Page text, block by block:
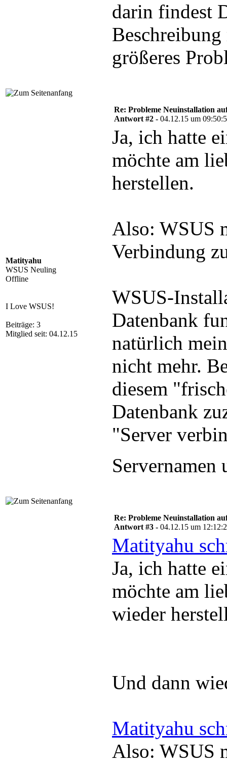
darin findest
größeres
Matityahu
WSUS Neuling
Offline
I Love WSUS!
Beiträge: 3
Mitglied seit: 04.12.15
Re: Probleme Neuinstallation
Antwort #2 - 04.12.15 um
Ja, ich hatte
möchte am
herstellen.
Also: WSUS
Verbindung
WSUS-
Datenbank
natürlich
nicht mehr.
diesem
Datenbank
"Server
Re: Probleme Neuinstallation
Antwort #3 - 04.12.15 um
Matityahu
Ja, ich hatte
möchte am
wieder
Und dann
Matityahu
Also: WSUS